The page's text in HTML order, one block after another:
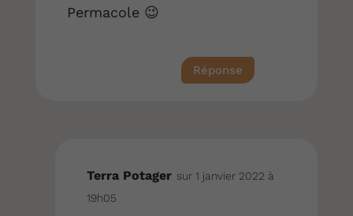
Permacole 😉
Réponse
Terra Potager sur 1 janvier 2022 à
19h05